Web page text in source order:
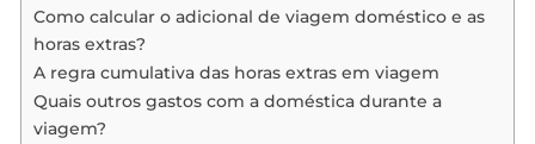
Como calcular o adicional de viagem doméstico e as
horas extras?
A regra cumulativa das horas extras em viagem
Quais outros gastos com a doméstica durante a
viagem?